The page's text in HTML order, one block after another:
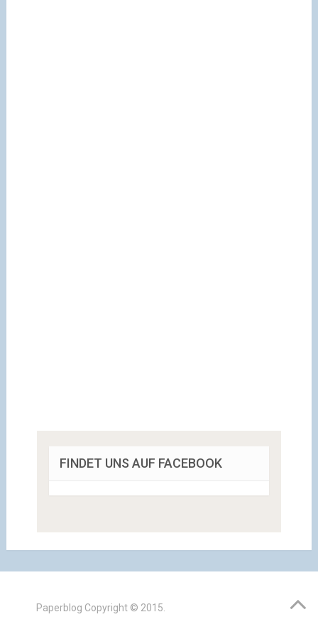
FINDET UNS AUF FACEBOOK
Paperblog Copyright © 2015.